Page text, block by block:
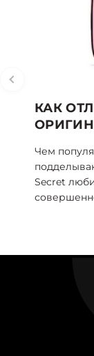
КАК
Чем
Secret